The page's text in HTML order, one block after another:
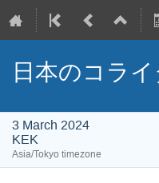
日本のコラ
3 March 2024
KEK
Asia/Tokyo timezone